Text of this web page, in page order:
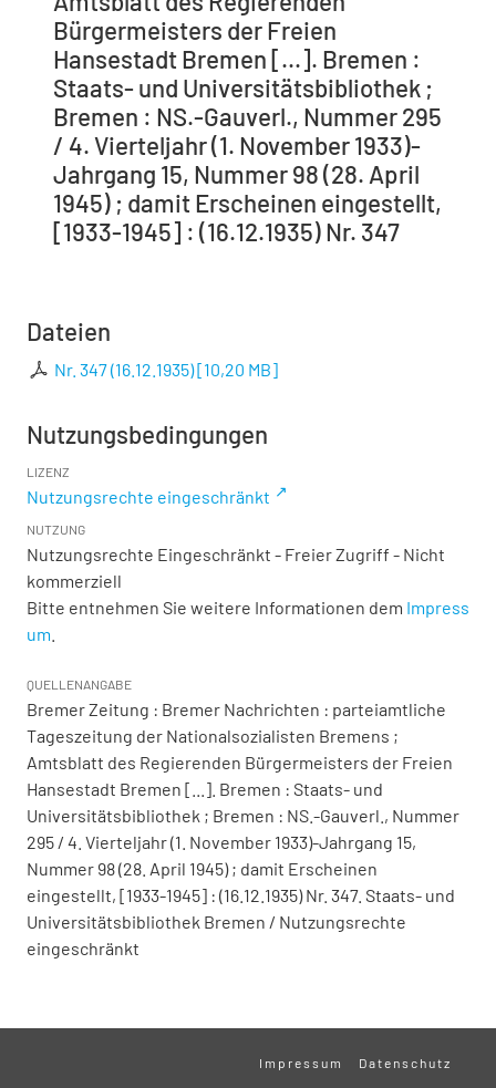
Bürgermeisters der Freien
Hansestadt Bremen [...]. Bremen :
Staats- und Universitätsbibliothek ;
Bremen : NS.-Gauverl., Nummer 295
/ 4. Vierteljahr (1. November 1933)-
Jahrgang 15, Nummer 98 (28. April
1945) ; damit Erscheinen eingestellt,
[1933-1945] : (16.12.1935) Nr. 347
Dateien
Nr. 347 (16.12.1935)[10,20 MB]
Nutzungsbedingungen
LIZENZ
Nutzungsrechte eingeschränkt
NUTZUNG
Nutzungsrechte Eingeschränkt - Freier Zugriff - Nicht
kommerziell
Bitte entnehmen Sie weitere Informationen dem Impress
um
QUELLENANGABE
Bremer Zeitung : Bremer Nachrichten : parteiamtliche
Tageszeitung der Nationalsozialisten Bremens ;
Amtsblatt des Regierenden Bürgermeisters der Freien
Hansestadt Bremen [...]. Bremen : Staats- und
Universitätsbibliothek ; Bremen : NS.-Gauverl., Nummer
295 / 4. Vierteljahr (1. November 1933)-Jahrgang 15,
Nummer 98 (28. April 1945) ; damit Erscheinen
eingestellt, [1933-1945] : (16.12.1935) Nr. 347. Staats- und
Universitätsbibliothek Bremen / Nutzungsrechte
eingeschränkt
Impressum Datenschutz